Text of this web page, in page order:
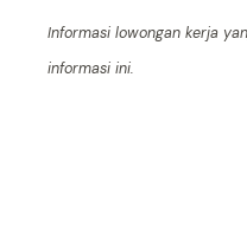
Informasi lowongan kerja
informasi ini.